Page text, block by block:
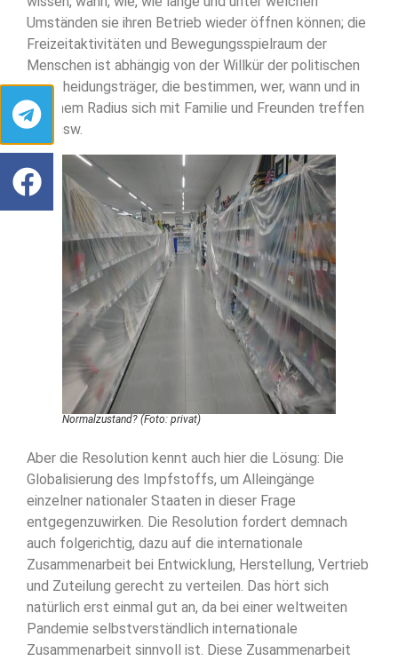
Umständen sie ihren Betrieb wieder öffnen können; die
Freizeitaktivitäten und Bewegungsspielraum der
Menschen ist abhängig von der Willkür der politischen
Entscheidungsträger, die bestimmen, wer, wann und in
welchem Radius sich mit Familie und Freunden treffen
darf usw.
Normalzustand? (Foto: privat)
Aber die Resolution kennt auch hier die Lösung: Die
Globalisierung des Impfstoffs, um Alleingänge
einzelner nationaler Staaten in dieser Frage
entgegenzuwirken. Die Resolution fordert demnach
auch folgerichtig, dazu auf die internationale
Zusammenarbeit bei Entwicklung, Herstellung, Vertrieb
und Zuteilung gerecht zu verteilen. Das hört sich
natürlich erst einmal gut an, da bei einer weltweiten
Pandemie selbstverständlich internationale
Zusammenarbeit sinnvoll ist. Diese Zusammenarbeit